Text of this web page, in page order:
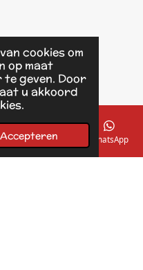
cookies om
op maat
geven. Door
u akkoord
Accepteren
Kaart Facebook WhatsApp